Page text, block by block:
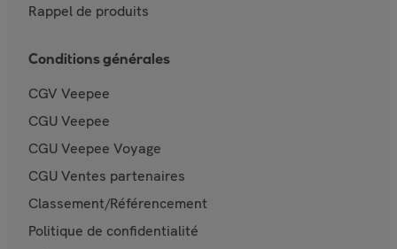
Rappel de produits
Conditions générales
CGV Veepee
CGU Veepee
CGU Veepee Voyage
CGU Ventes partenaires
Classement/Référencement
Politique de confidentialité